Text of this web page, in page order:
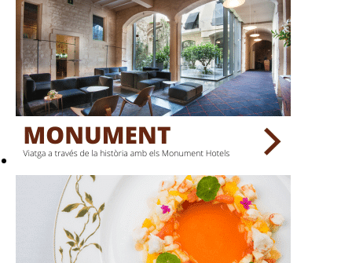
HOTELS
TERRASSES
BARS
SPAS
RESTAURANTS
SALES